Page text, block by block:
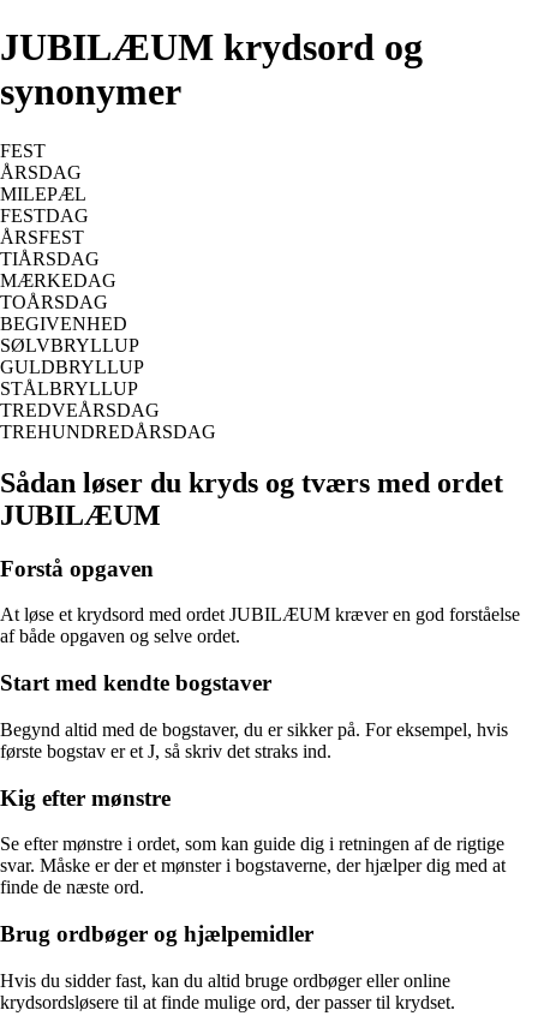
JUBILÆUM krydsord og
synonymer
FEST
ÅRSDAG
MILEPÆL
FESTDAG
ÅRSFEST
TIÅRSDAG
MÆRKEDAG
TOÅRSDAG
BEGIVENHED
SØLVBRYLLUP
GULDBRYLLUP
STÅLBRYLLUP
TREDVEÅRSDAG
TREHUNDREDÅRSDAG
Sådan løser du kryds og tværs med ordet
JUBILÆUM
Forstå opgaven
At løse et krydsord med ordet JUBILÆUM kræver en god forståelse
af både opgaven og selve ordet.
Start med kendte bogstaver
Begynd altid med de bogstaver, du er sikker på. For eksempel, hvis
første bogstav er et J, så skriv det straks ind.
Kig efter mønstre
Se efter mønstre i ordet, som kan guide dig i retningen af de rigtige
svar. Måske er der et mønster i bogstaverne, der hjælper dig med at
finde de næste ord.
Brug ordbøger og hjælpemidler
Hvis du sidder fast, kan du altid bruge ordbøger eller online
krydsordsløsere til at finde mulige ord, der passer til krydset.